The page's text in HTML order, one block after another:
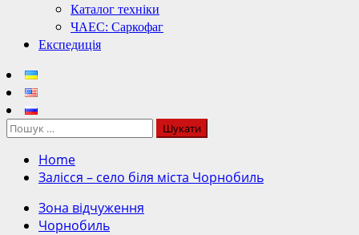
Каталог техніки
ЧАЕС: Саркофаг
Експедиція
Пошук:
Home
Залісся – село біля міста Чорнобиль
Зона відчуження
Чорнобиль